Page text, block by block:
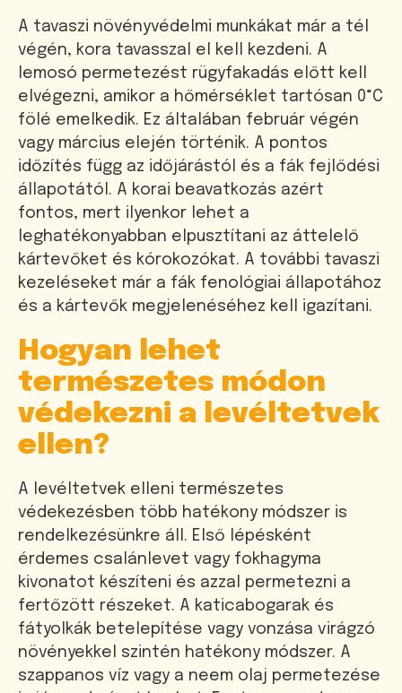
A tavaszi növényvédelmi munkákat már a tél
végén, kora tavasszal el kell kezdeni. A
lemosó permetezést rügyfakadás előtt kell
elvégezni, amikor a hőmérséklet tartósan 0°C
fölé emelkedik. Ez általában február végén
vagy március elején történik. A pontos
időzítés függ az időjárástól és a fák fejlődési
állapotától. A korai beavatkozás azért
fontos, mert ilyenkor lehet a
leghatékonyabban elpusztítani az áttelelő
kártevőket és kórokozókat. A további tavaszi
kezeléseket már a fák fenológiai állapotához
és a kártevők megjelenéséhez kell igazítani.
Hogyan lehet
természetes módon
védekezni a levéltetvek
ellen?
A levéltetvek elleni természetes
védekezésben több hatékony módszer is
rendelkezésünkre áll. Első lépésként
érdemes csalánlevet vagy fokhagyma
kivonatot készíteni és azzal permetezni a
fertőzött részeket. A katicabogarak és
fátyolkák betelepítése vagy vonzása virágzó
növényekkel szintén hatékony módszer. A
szappanos víz vagy a neem olaj permetezése